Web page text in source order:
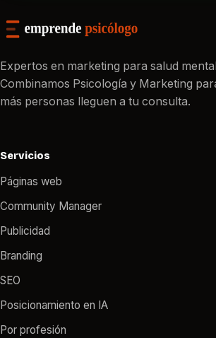
Expertos en marketing para salud
Combinamos Psicología y Marketing
más personas lleguen a tu consulta.
Servicios
Páginas web
Community Manager
Publicidad
Branding
SEO
Posicionamiento en IA
Por profesión